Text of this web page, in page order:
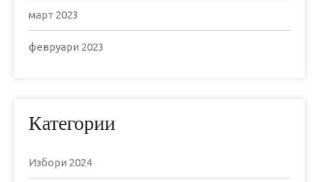
март 2023
февруари 2023
Категории
Избори 2024